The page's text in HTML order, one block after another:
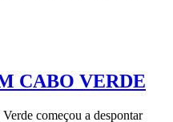
CABO VERDE
começou a despontar